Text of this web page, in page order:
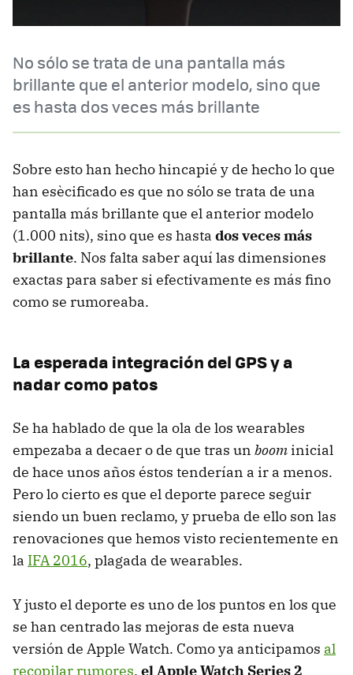
No sólo se trata de una pantalla más
brillante que el anterior modelo, sino que
es hasta dos veces más brillante
Sobre esto han hecho hincapié y de hecho lo que
han esècificado es que no sólo se trata de una
pantalla más brillante que el anterior modelo
(1.000 nits), sino que es hasta dos veces más
brillante. Nos falta saber aquí las dimensiones
exactas para saber si efectivamente es más fino
como se rumoreaba.
La esperada integración del GPS y a
nadar como patos
Se ha hablado de que la ola de los wearables
empezaba a decaer o de que tras un boom inicial
de hace unos años éstos tenderían a ir a menos.
Pero lo cierto es que el deporte parece seguir
siendo un buen reclamo, y prueba de ello son las
renovaciones que hemos visto recientemente en
la IFA 2016, plagada de wearables.
Y justo el deporte es uno de los puntos en los que
se han centrado las mejoras de esta nueva
versión de Apple Watch. Como ya anticipamos al
recopilar rumores, el Apple Watch Series 2